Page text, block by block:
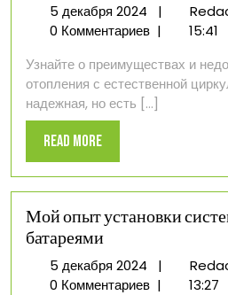
5 декабря 20245
декабря
|
0 Комментариев |
15:41
Узнайте о преимуществах и
отопления с естественной
надежная, но есть [...]
Read MoreRead
More
Мой опыт установки
батареями
5 декабря 20245
декабря
|
0 Комментариев |
13:27